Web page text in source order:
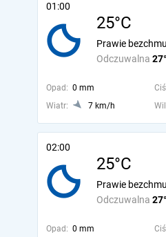
01:00
25°C
Odczuwalna
Prawie
Opad: 0 mm
Wiatr:
7 km/h
02:00
25°C
Odczuwalna
Prawie
Opad: 0 mm